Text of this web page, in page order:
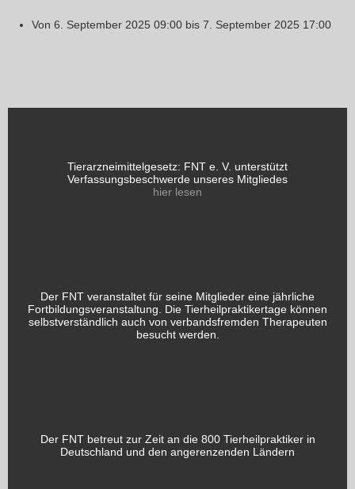
Von 6. September 2025 09:00 bis 7. September 2025 17:00
Tierarzneimittelgesetz: FNT e. V. unterstützt
Verfassungsbeschwerde unseres Mitgliedes
hier lesen
Der FNT veranstaltet für seine Mitglieder eine jährliche
Fortbildungsveranstaltung. Die Tierheilpraktikertage können
selbstverständlich auch von verbandsfremden Therapeuten
besucht werden.
Der FNT betreut zur Zeit an die 800 Tierheilpraktiker in
Deutschland und den angerenzenden Ländern